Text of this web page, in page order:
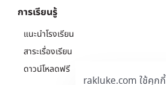
rakluke.com ใช้คุก
การเรียนรู้
แนะนำโรงเรียน
สาระเรื่องเรียน
ดาวน์โหลดฟรี